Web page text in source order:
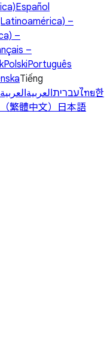
Español
–
–
–
PolskiPortuguês
Tiếng
עבריתالعربية ไทย한
繁體中文） 日本語